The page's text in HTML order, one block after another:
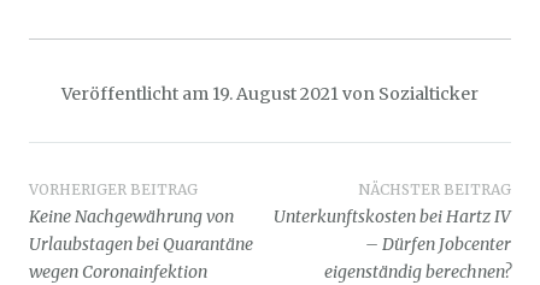
Veröffentlicht am 19. August 2021von Sozialticker
Beitragsnavigation
VORHERIGER BEITRAG
Keine Nachgewährung von
Urlaubstagen bei Quarantäne
wegen Coronainfektion
NÄCHSTER BEITRAG
Unterkunftskosten bei Hartz IV
– Dürfen Jobcenter
eigenständig berechnen?